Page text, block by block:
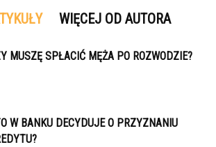
WIĘCEJ OD AUTORA
MUSZĘ SPŁACIĆ MĘŻA PO ROZWODZIE?
W BANKU DECYDUJE O PRZYZNANIU